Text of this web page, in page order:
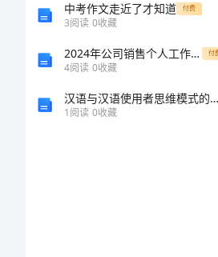
中考作文走近了才知道 付费
3阅读 0收藏
2024年公司销售个人工作总结范本 付
4阅读 0收藏
汉语与汉语使用者思维模式的自相似性
1阅读 0收藏